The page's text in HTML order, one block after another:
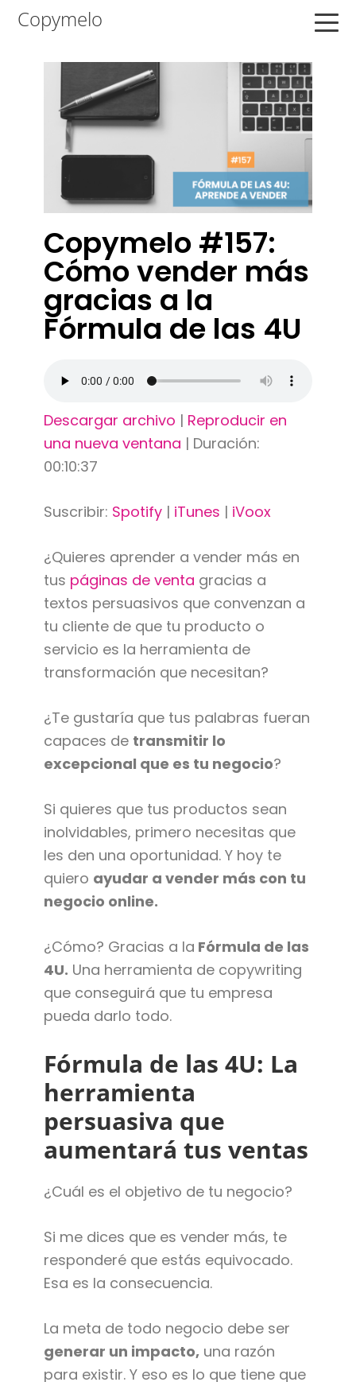
Saltar
navegación
Saltar
contenido
Saltar
Copymelo
Copymelo #157:
Cómo vender más
gracias a la
Fórmula de las 4U
Descargar archivo | Reproducir en
una nueva ventana | Duración:
00:10:37
Suscribir: Spotify| iTunes | iVoox
¿Quieres aprender a vender más en
tus páginas de venta gracias a
textos persuasivos que convenzan a
tu cliente de que tu producto o
servicio es la herramienta de
transformación que necesitan?
¿Te gustaría que tus palabras fueran
capaces de transmitir lo
excepcional que es tu negocio?
Si quieres que tus productos sean
inolvidables, primero necesitas que
les den una oportunidad. Y hoy te
quiero ayudar a vender más con tu
negocio online.
¿Cómo? Gracias a la Fórmula de las
4U. Una herramienta de copywriting
que conseguirá que tu empresa
pueda darlo todo.
Fórmula de las 4U: La
herramienta
persuasiva que
aumentará tus ventas
¿Cuál es el objetivo de tu negocio?
Si me dices que es vender más, te
responderé que estás equivocado.
Esa es la consecuencia.
La meta de todo negocio debe ser
generar un impacto,una razón
para existir. Y eso es lo que tiene que